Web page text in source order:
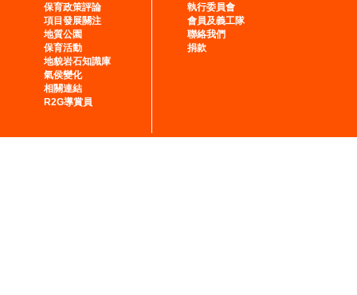
保育政策評論
項目發展關注
地質公園
保育活動
地貌岩石知識庫
氣侯變化
相關連結
R2G導賞員
執行委員會
會員及義工隊
聯絡我們
捐款